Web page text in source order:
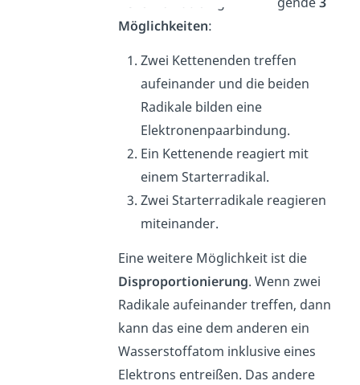
Möglichkeiten:
Zwei Kettenenden treffen
aufeinander und die beiden
Radikale bilden eine
Elektronenpaarbindung.
Ein Kettenende reagiert mit
einem Starterradikal.
Zwei Starterradikale reagieren
miteinander.
Eine weitere Möglichkeit ist die
Disproportionierung. Wenn zwei
Radikale aufeinander treffen, dann
kann das eine dem anderen ein
Wasserstoffatom inklusive eines
Elektrons entreißen. Das andere